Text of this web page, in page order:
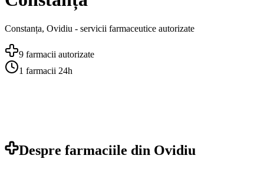
Constanța, Ovidiu - servicii farmaceutice autorizate
9 farmacii autorizate
1 farmacii 24h
Despre farmaciile din Ovidiu